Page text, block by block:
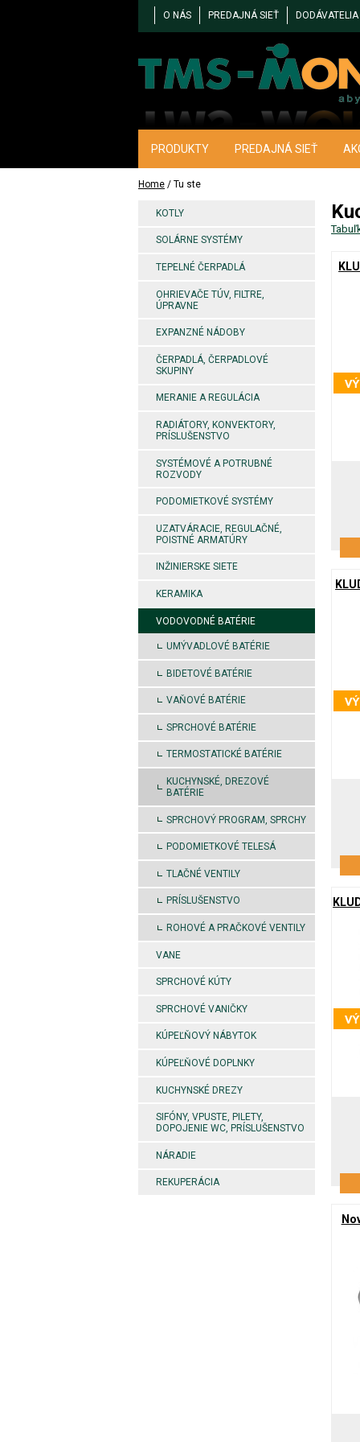
O NÁS PREDAJNÁ SIEŤ DODÁVATELIA
PRODUKTY PREDAJNÁ SIEŤ
Home / Tu ste
KOTLY
SOLÁRNE SYSTÉMY
TEPELNÉ ČERPADLÁ
OHRIEVAČE TÚV, FILTRE,
ÚPRAVNE
EXPANZNÉ NÁDOBY
ČERPADLÁ, ČERPADLOVÉ
SKUPINY
MERANIE A REGULÁCIA
RADIÁTORY, KONVEKTORY,
PRÍSLUŠENSTVO
SYSTÉMOVÉ A POTRUBNÉ
ROZVODY
PODOMIETKOVÉ SYSTÉMY
UZATVÁRACIE, REGULAČNÉ,
POISTNÉ ARMATÚRY
INŽINIERSKE SIETE
KERAMIKA
VODOVODNÉ BATÉRIE
UMÝVADLOVÉ BATÉRIE
BIDETOVÉ BATÉRIE
VAŇOVÉ BATÉRIE
SPRCHOVÉ BATÉRIE
TERMOSTATICKÉ BATÉRIE
KUCHYNSKÉ, DREZOVÉ
BATÉRIE
SPRCHOVÝ PROGRAM, SPRCHY
PODOMIETKOVÉ TELESÁ
TLAČNÉ VENTILY
PRÍSLUŠENSTVO
ROHOVÉ A PRAČKOVÉ VENTILY
VANE
SPRCHOVÉ KÚTY
SPRCHOVÉ VANIČKY
KÚPEĽŇOVÝ NÁBYTOK
KÚPEĽŇOVÉ DOPLNKY
KUCHYNSKÉ DREZY
SIFÓNY, VPUSTE, PILETY,
DOPOJENIE WC, PRÍSLUŠENSTVO
NÁRADIE
REKUPERÁCIA